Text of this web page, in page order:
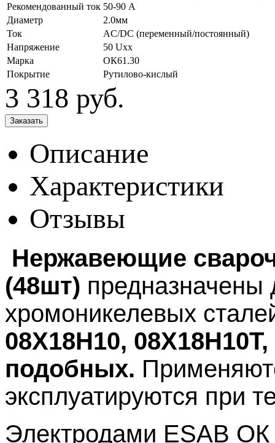
Рекомендованный ток 50-90 А
Диаметр
2.0мм
Ток
AC/DC (переменный/постоянный)
Напряжение
50 Uxx
Марка
ОК61.30
Покрытие
Рутилово-кислый
3 318 руб.
Описание
Характеристики
Отзывы
Нержавеющие
(48шт) предназначены
хромоникелевых
08Х18Н10,
подобных.
эксплуатируются при
Электродами ESAB